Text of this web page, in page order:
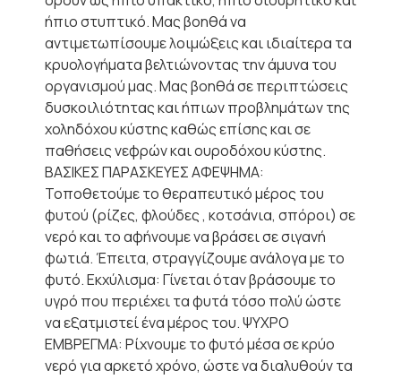
ήπιο στυπτικό. Μας βοηθά να
αντιμετωπίσουμε λοιμώξεις και ιδιαίτερα τα
κρυολογήματα βελτιώνοντας την άμυνα του
οργανισμού μας. Μας βοηθά σε περιπτώσεις
δυσκοιλιότητας και ήπιων προβλημάτων της
χοληδόχου κύστης καθώς επίσης και σε
παθήσεις νεφρών και ουροδόχου κύστης.
ΒΑΣΙΚΕΣ ΠΑΡΑΣΚΕΥΕΣ ΑΦΕΨΗΜΑ:
Τοποθετούμε το θεραπευτικό μέρος του
φυτού (ρίζες, φλούδες , κοτσάνια, σπόροι) σε
νερό και το αφήνουμε να βράσει σε σιγανή
φωτιά. Έπειτα, στραγγίζουμε ανάλογα με το
φυτό. Εκχύλισμα: Γίνεται όταν βράσουμε το
υγρό που περιέχει τα φυτά τόσο πολύ ώστε
να εξατμιστεί ένα μέρος του. ΨΥΧΡΟ
ΕΜΒΡΕΓΜΑ: Ρίχνουμε το φυτό μέσα σε κρύο
νερό για αρκετό χρόνο, ώστε να διαλυθούν τα